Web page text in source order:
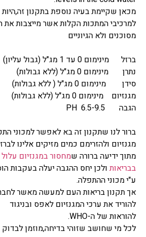
מכאן שקיימת בעיה נוספת בתקנון
מסוכנים ולא הגיוניים
ברזל מינימום 0 עד 1 מג"ל (גבול עליון)
נתרן מינימום 0 מג"ל (ללא גבולות)
סידן מינימום 0 מג"ל ( ללא גבולות)
מגנזיום מינימום 0 מג"ל (ללא גבולות)
הגבה 6.5-9.5 PH
ברור לנו שתקנון זה בא לאפשר למכוני
מגנזיום ולהזרימם כמים מזיקים אלינו
מתוך ידיעה ברורה שמחסור במגנזיום
בבריאותולכן יחס ההגבה יעלה בעקבות
ע"י מכוני ההתפלה.
אך תקנון בריאות העם למעשה מאשר
להוריד את ערכי המגנזיום לאפס ובניגוד
להוראות של ה-WHO.
לכל מי שחושב שזוהי בדיחה,מוזמן לבדוק